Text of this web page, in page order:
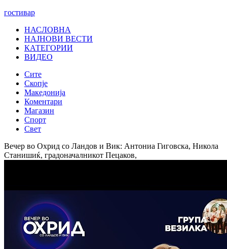
гостивар
НАСЛОВНА
НАЈНОВИ ВЕСТИ
КАТЕГОРИИ
ВИДЕО
Сите
Скопје
Македонија
Коментари
Магазин
Спорт
Свет
Вечер во Охрид со Ландов и Вик: Антониа Гиговска, Никола
Станишиќ, градоначалникот Пецаков,